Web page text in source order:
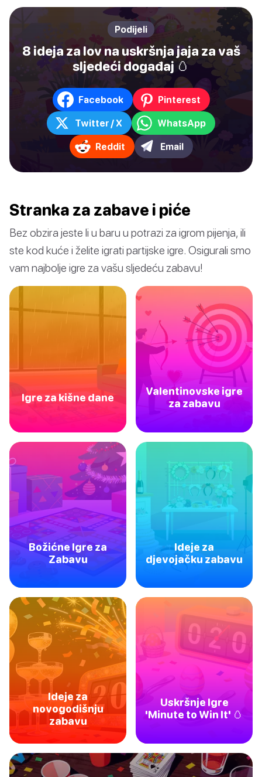
Podijeli
8 ideja za lov na uskršnja jaja za vaš
sljedeći događaj 🥚
Facebook Pinterest
Twitter / X WhatsApp
Reddit Email
Stranka za zabave i piće
Bez obzira jeste li u baru u potrazi za igrom pijenja, ili
ste kod kuće i želite igrati partijske igre. Osigurali smo
vam najbolje igre za vašu sljedeću zabavu!
Igre za kišne dane
Valentinovske igre
za zabavu
Božićne Igre za
Zabavu
Ideje za
djevojačku zabavu
Ideje za
novogodišnju
zabavu
Uskršnje Igre
'Minute to Win It' 🥚